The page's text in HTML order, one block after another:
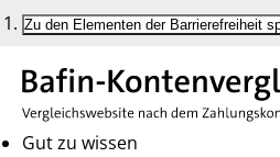
Zu den Elementen der Barrierefreiheit
Gut zu wissen